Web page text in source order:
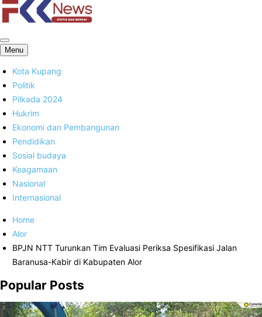
FKK News
Menu
Kota Kupang
Politik
Pilkada 2024
Hukrim
Ekonomi dan Pembangunan
Pendidikan
Sosial budaya
Keagamaan
Nasional
Internasional
Home
Alor
BPJN NTT Turunkan Tim Evaluasi Periksa Spesifikasi Jalan
Baranusa-Kabir di Kabupaten Alor
Popular Posts